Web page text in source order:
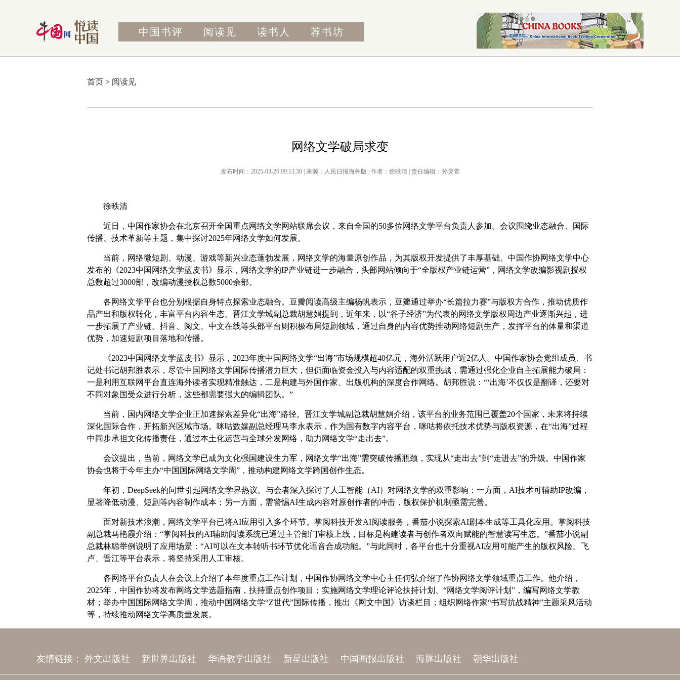
中国书评 阅读见 读书人 荐书坊
首页 > 阅读见
网络文学破局求变
发布时间：2025-03-26 09:13:30 | 来源：人民日报海外版 | 作者：徐昳清 | 责任编辑：孙灵萱
徐昳清
近日，中国作家协会在北京召开全国重点网络文学网站联席会议，来自全国的50多位网络文学平台负责人参加。会议围绕业态融合、国际
传播、技术革新等主题，集中探讨2025年网络文学如何发展。
当前，网络微短剧、动漫、游戏等新兴业态蓬勃发展，网络文学的海量原创作品，为其版权开发提供了丰厚基础。中国作协网络文学中心
发布的《2023中国网络文学蓝皮书》显示，网络文学的IP产业链进一步融合，头部网站倾向于“全版权产业链运营”，网络文学改编影视剧授权
总数超过3000部，改编动漫授权总数5000余部。
各网络文学平台也分别根据自身特点探索业态融合。豆瓣阅读高级主编杨帆表示，豆瓣通过举办“长篇拉力赛”与版权方合作，推动优质作
品产出和版权转化，丰富平台内容生态。晋江文学城副总裁胡慧娟提到，近年来，以“谷子经济”为代表的网络文学版权周边产业逐渐兴起，进
一步拓展了产业链。抖音、阅文、中文在线等头部平台则积极布局短剧领域，通过自身的内容优势推动网络短剧生产，发挥平台的体量和渠道
优势，加速短剧项目落地和传播。
《2023中国网络文学蓝皮书》显示，2023年度中国网络文学“出海”市场规模超40亿元，海外活跃用户近2亿人。中国作家协会党组成员、书
记处书记胡邦胜表示，尽管中国网络文学国际传播潜力巨大，但仍面临资金投入与内容适配的双重挑战，需通过强化企业自主拓展能力破局：
一是利用互联网平台直连海外读者实现精准触达，二是构建与外国作家、出版机构的深度合作网络。胡邦胜说：“‘出海’不仅仅是翻译，还要对
不同对象国受众进行分析，这些都需要强大的编辑团队。”
当前，国内网络文学企业正加速探索差异化“出海”路径。晋江文学城副总裁胡慧娟介绍，该平台的业务范围已覆盖20个国家，未来将持续
深化国际合作，开拓新兴区域市场。咪咕数媒副总经理马李永表示，作为国有数字内容平台，咪咕将依托技术优势与版权资源，在“出海”过程
中同步承担文化传播责任，通过本土化运营与全球分发网络，助力网络文学“走出去”。
会议提出，当前，网络文学已成为文化强国建设生力军，网络文学“出海”需突破传播瓶颈，实现从“走出去”到“走进去”的升级。中国作家
协会也将于今年主办“中国国际网络文学周”，推动构建网络文学跨国创作生态。
年初，DeepSeek的问世引起网络文学界热议。与会者深入探讨了人工智能（AI）对网络文学的双重影响：一方面，AI技术可辅助IP改编，
显著降低动漫、短剧等内容制作成本；另一方面，需警惕AI生成内容对原创作者的冲击，版权保护机制亟需完善。
面对新技术浪潮，网络文学平台已将AI应用引入多个环节。掌阅科技开发AI阅读服务，番茄小说探索AI剧本生成等工具化应用。掌阅科技
副总裁马艳霞介绍：“掌阅科技的AI辅助阅读系统已通过主管部门审核上线，目标是构建读者与创作者双向赋能的智慧读写生态。”番茄小说副
总裁林聪举例说明了应用场景：“AI可以在文本转听书环节优化语音合成功能。”与此同时，各平台也十分重视AI应用可能产生的版权风险。飞
卢、晋江等平台表示，将坚持采用人工审核。
各网络平台负责人在会议上介绍了本年度重点工作计划，中国作协网络文学中心主任何弘介绍了作协网络文学领域重点工作。他介绍，
2025年，中国作协将发布网络文学选题指南，扶持重点创作项目；实施网络文学理论评论扶持计划、“网络文学阅评计划”，编写网络文学教
材；举办中国国际网络文学周，推动中国网络文学“Z世代”国际传播，推出《网文中国》访谈栏目；组织网络作家“书写抗战精神”主题采风活动
等，持续推动网络文学高质量发展。
友情链接： 外文出版社 新世界出版社 华语教学出版社 新星出版社 中国画报出版社 海豚出版社 朝华出版社